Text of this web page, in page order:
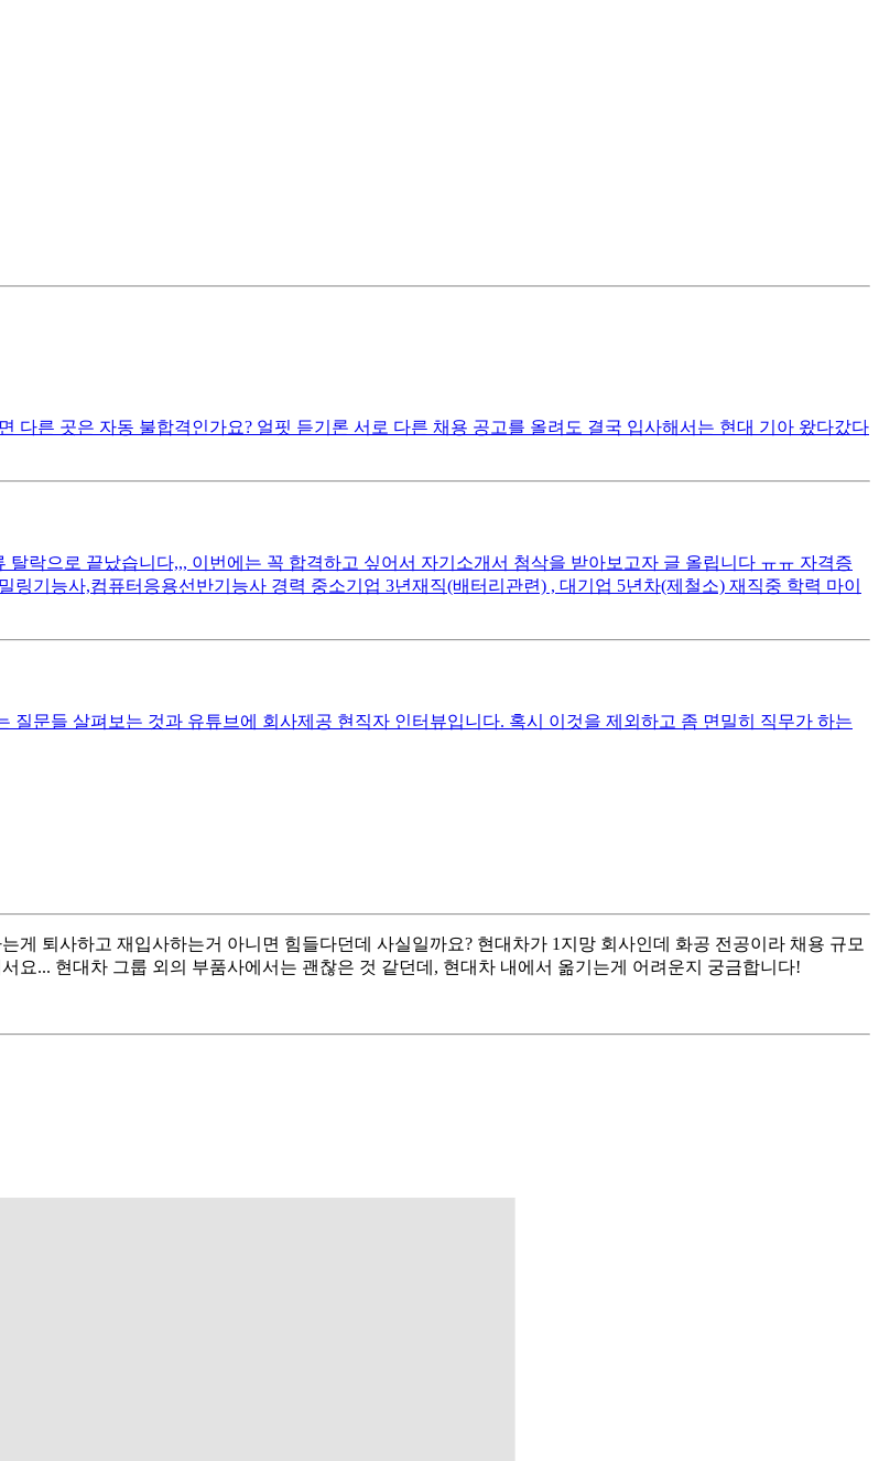
다른 곳은 자동 불합격인가요? 얼핏 듣기론 서로 다른 채용 공고를 올려도 결국 입사해서는 현대 기아 왔다갔다
락으로 끝났습니다,,, 이번에는 꼭 합격하고 싶어서 자기소개서 첨삭을 받아보고자 글 올립니다 ㅠㅠ 자격증
기능사,컴퓨터응용선반기능사 경력 중소기업 3년재직(배터리관련) , 대기업 5년차(제철소) 재직중 학력 마이
문들 살펴보는 것과 유튜브에 회사제공 현직자 인터뷰입니다. 혹시 이것을 제외하고 좀 면밀히 직무가 하는
게 퇴사하고 재입사하는거 아니면 힘들다던데 사실일까요? 현대차가 1지망 회사인데 화공 전공이라 채용 규모
요... 현대차 그룹 외의 부품사에서는 괜찮은 것 같던데, 현대차 내에서 옮기는게 어려운지 궁금합니다!